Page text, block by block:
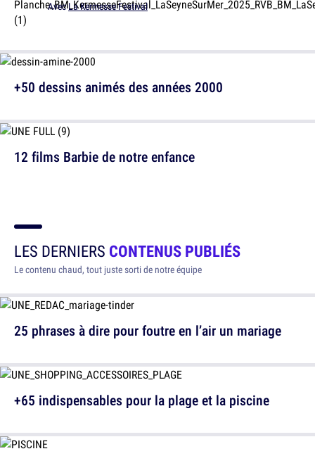
+50 dessins animés des années 2000
AvecLa Kermesse Festival
12 films Barbie de notre enfance
LES DERNIERS CONTENUS PUBLIÉS
Le contenu chaud, tout juste sorti de notre équipe
25 phrases à dire pour foutre en l’air un mariage
+65 indispensables pour la plage et la piscine